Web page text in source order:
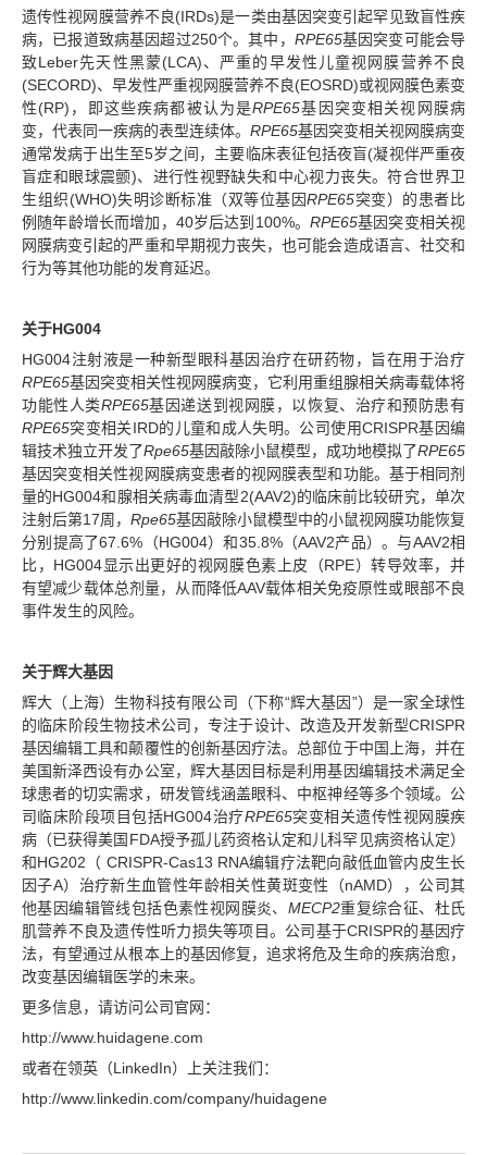
遗传性视网膜营养不良(IRDs)是一类由基因突变引起罕见致盲性疾
病，已报道致病基因超过250个。其中， RPE65基因突变可能会导
致Leber先天性黑蒙(LCA)、严重的早发性儿童视网膜营养不良
(SECORD)、早发性严重视网膜营养不良(EOSRD)或视网膜色素变
性(RP)，即这些疾病都被认为是RPE65基因突变相关视网膜病
变，代表同一疾病的表型连续体。 RPE65基因突变相关视网膜病变
通常发病于出生至5岁之间，主要临床表征包括夜盲(凝视伴严重夜
盲症和眼球震颤)、进行性视野缺失和中心视力丧失。符合世界卫
生组织(WHO)失明诊断标准（双等位基因RPE65突变）的患者比
例随年龄增长而增加，40岁后达到100%。 RPE65基因突变相关视
网膜病变引起的严重和早期视力丧失，也可能会造成语言、社交和
行为等其他功能的发育延迟。
关于HG004
HG004注射液是一种新型眼科基因治疗在研药物，旨在用于治疗
RPE65基因突变相关性视网膜病变，它利用重组腺相关病毒载体将
功能性人类RPE65基因递送到视网膜，以恢复、治疗和预防患有
RPE65突变相关IRD的儿童和成人失明。公司使用CRISPR基因编
辑技术独立开发了Rpe65基因敲除小鼠模型，成功地模拟了RPE65
基因突变相关性视网膜病变患者的视网膜表型和功能。基于相同剂
量的HG004和腺相关病毒血清型2(AAV2)的临床前比较研究，单次
注射后第17周， Rpe65基因敲除小鼠模型中的小鼠视网膜功能恢复
分别提高了67.6%（HG004）和35.8%（AAV2产品）。与AAV2相
比，HG004显示出更好的视网膜色素上皮（RPE）转导效率，并
有望减少载体总剂量，从而降低AAV载体相关免疫原性或眼部不良
事件发生的风险。
关于辉大基因
辉大（上海）生物科技有限公司（下称“辉大基因”）是一家全球性
的临床阶段生物技术公司，专注于设计、改造及开发新型CRISPR
基因编辑工具和颠覆性的创新基因疗法。总部位于中国上海，并在
美国新泽西设有办公室，辉大基因目标是利用基因编辑技术满足全
球患者的切实需求，研发管线涵盖眼科、中枢神经等多个领域。公
司临床阶段项目包括HG004治疗RPE65突变相关遗传性视网膜疾
病（已获得美国FDA授予孤儿药资格认定和儿科罕见病资格认定）
和HG202（ CRISPR-Cas13 RNA编辑疗法靶向敲低血管内皮生长
因子A）治疗新生血管性年龄相关性黄斑变性（nAMD），公司其
他基因编辑管线包括色素性视网膜炎、 MECP2重复综合征、杜氏
肌营养不良及遗传性听力损失等项目。公司基于CRISPR的基因疗
法，有望通过从根本上的基因修复，追求将危及生命的疾病治愈，
改变基因编辑医学的未来。
更多信息，请访问公司官网：
http://www.huidagene.com
或者在领英（LinkedIn）上关注我们：
http://www.linkedin.com/company/huidagene